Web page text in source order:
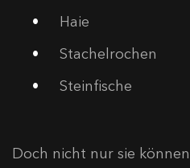
Haie
Stachelrochen
Steinfische
Doch nicht nur sie